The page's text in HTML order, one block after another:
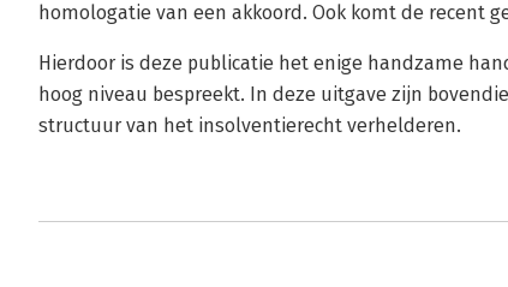
homologatie van een akkoord. Ook komt de recent
Hierdoor is deze publicatie het enige handzame
hoog niveau bespreekt. In deze uitgave zijn
structuur van het insolventierecht verhelderen.